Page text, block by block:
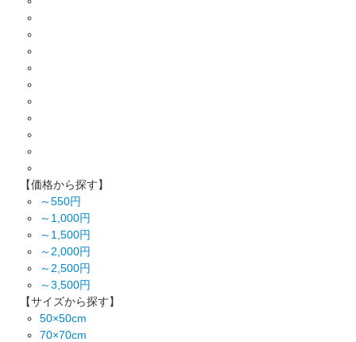
【価格から探す】
～550円
～1,000円
～1,500円
～2,000円
～2,500円
～3,500円
【サイズから探す】
50×50cm
70×70cm